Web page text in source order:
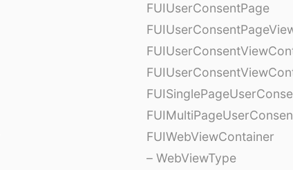
FUIUserConsentPage
FUIWebViewContainer
– WebViewType